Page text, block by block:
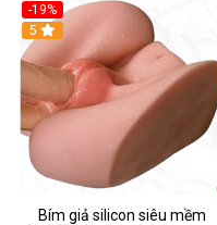
-19%
Hot
5
Bím giả silicon siêu mềm